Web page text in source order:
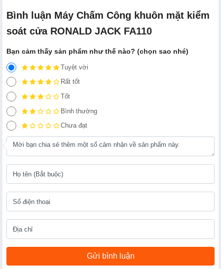
Bình luận Máy Chấm Công khuôn mặt kiểm
soát cửa RONALD JACK FA110
Bạn cảm thấy sản phẩm như thế nào? (chọn sao nhé)
Tuyệt vời
Rất tốt
Tốt
Bình thường
Chưa đạt